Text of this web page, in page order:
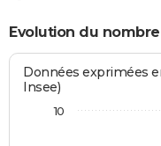
Evolution du nombre
Données exprimées
Insee)
10